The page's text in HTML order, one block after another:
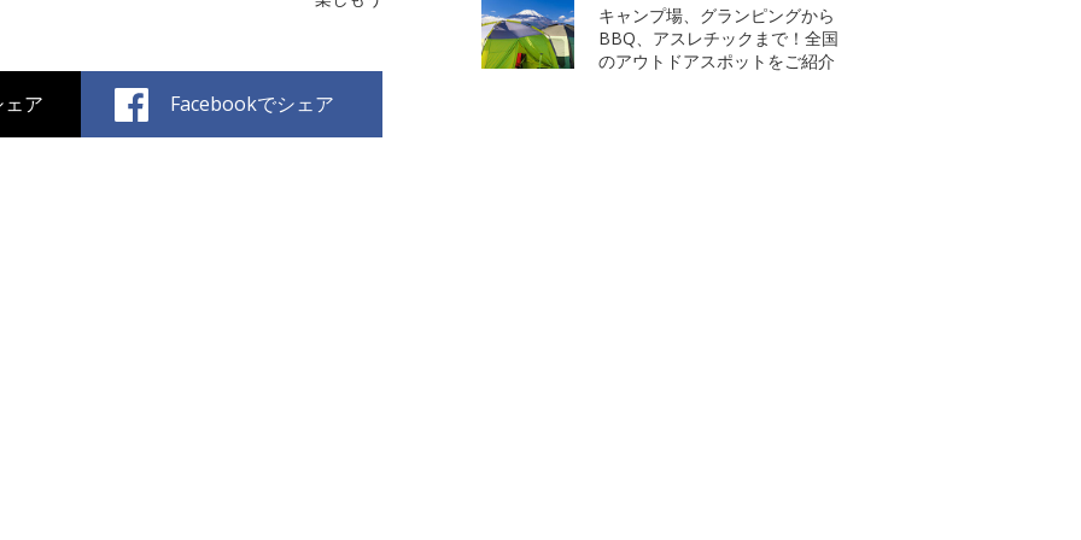
ア Facebookでシェア
キャンプ場、グランピングから
BBQ、アスレチックまで！全国
のアウトドアスポットをご紹介